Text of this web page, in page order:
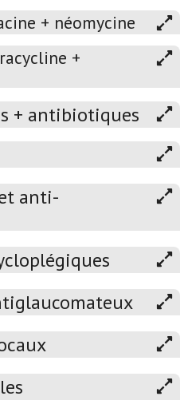
+ néomycine
+
+ antibiotiques
anti-